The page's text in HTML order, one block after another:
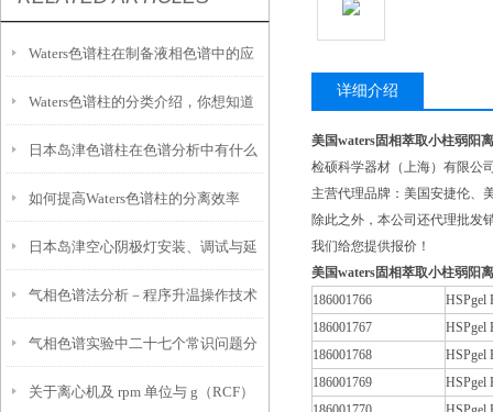
Waters色谱柱在制备液相色谱中的应
用有哪些？
Waters色谱柱的分类介绍，你想知道
的都在这儿了！
日本岛津色谱柱在色谱分析中有什么
作用？
如何提高Waters色谱柱的分离效率
日本岛津空心阴极灯安装、调试与延
长使用寿命的实操技巧
气相色谱法分析－程序升温操作技术
气相色谱实验中二十七个常识问题分
析
关于离心机及 rpm 单位与 g（RCF）
详细介绍
美国waters固相萃取小柱弱阳
检硕科学器材（上海）有限公
主营代理品牌：美国安捷伦、
除此之外，本公司还代理批发
我们给您提供报价！
美国waters固相萃取小柱弱阳
186001766
186001767
186001768
186001769